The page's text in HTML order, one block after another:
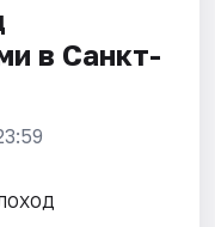
в Санкт-